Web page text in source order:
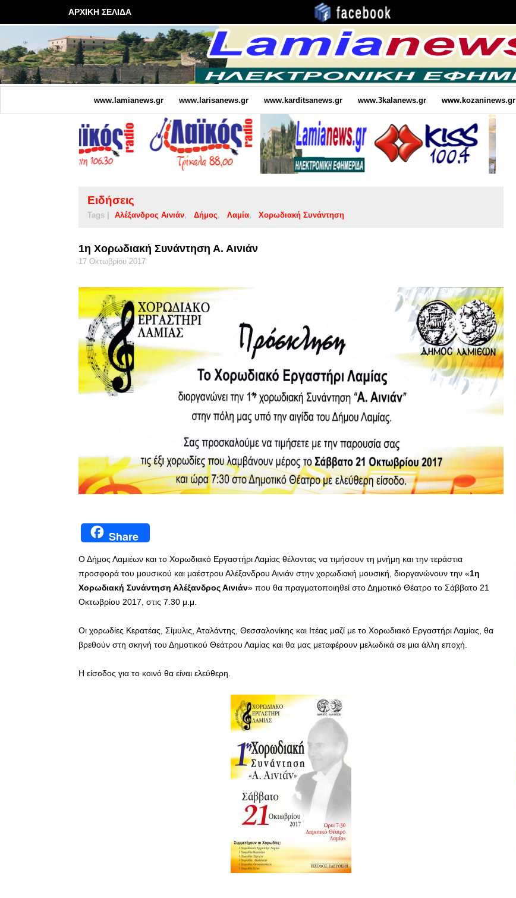
ΑΡΧΙΚΗ ΣΕΛΙΔΑ
www.lamianews.gr www.larisanews.gr www.karditsanews.gr www.3kalanews.gr www.kozaninews.gr
Ειδήσεις
Tags | Αλέξανδρος Αινιάν Δήμος Λαμία Χορωδιακή Συνάντηση
1η Χορωδιακή Συνάντηση Α. Αινιάν
17 Οκτωβρίου 2017
Share
Ο Δήμος Λαμιέων και το Χορωδιακό Εργαστήρι Λαμίας θέλοντας να τιμήσουν τη μνήμη και την τεράστια
προσφορά του μουσικού και μαέστρου Αλέξανδρου Αινιάν στην χορωδιακή μουσική, διοργανώνουν την «1η
Χορωδιακή Συνάντηση Αλέξανδρος Αινιάν» που θα πραγματοποιηθεί στο Δημοτικό Θέατρο το Σάββατο 21
Οκτωβρίου 2017, στις 7.30 μ.μ.
Οι χορωδίες Κερατέας, Σίμυλις, Αταλάντης, Θεσσαλονίκης και Ιτέας μαζί με το Χορωδιακό Εργαστήρι Λαμίας, θα
βρεθούν στη σκηνή του Δημοτικού Θεάτρου Λαμίας και θα μας μεταφέρουν μελωδικά σε μια άλλη εποχή.
Η είσοδος για το κοινό θα είναι ελεύθερη.